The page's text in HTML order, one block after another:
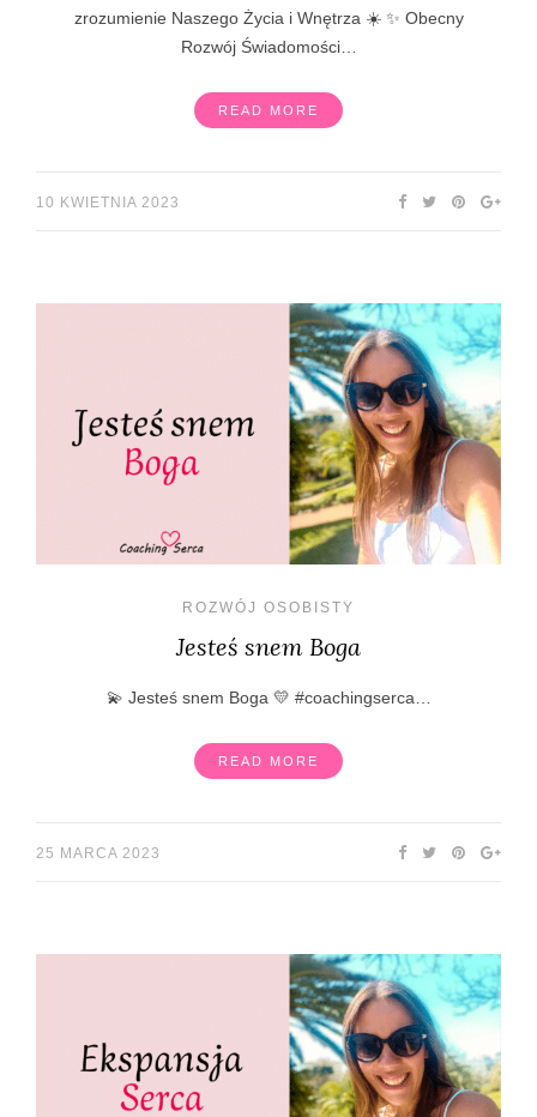
zrozumienie Naszego Życia i Wnętrza ☀️ ✨ Obecny
Rozwój Świadomości…
READ MORE
10 KWIETNIA 2023
ROZWÓJ OSOBISTY
Jesteś snem Boga
💫 Jesteś snem Boga 💛 #coachingserca…
READ MORE
25 MARCA 2023